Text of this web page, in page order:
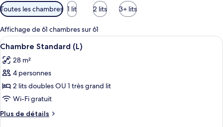
Filtres
disponibles
pour
les
chambres
Toutes les chambres 1 lit 2 lits 3+ lits
Affichage de 61 chambres sur 61
Afficher
toutes
les
photos
pour
ce
type
de
Une chambre d’hôtel avec deux
6
Chambre Standard (L)
28 m²
4 personnes
2 lits doubles OU 1 très grand lit
Wi-Fi gratuit
Plus de détails
Plus